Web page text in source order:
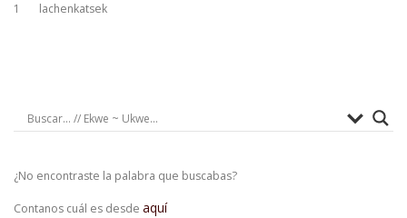
1 lachenkatsek
¿No encontraste la palabra que buscabas?
Contanos cuál es desde aquí